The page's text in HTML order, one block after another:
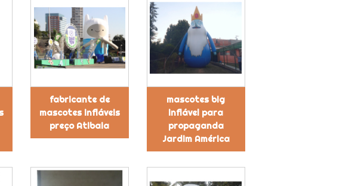
fabricante de
mascotes infláveis
preço Atibaia
mascotes big
inflável para
propaganda
Jardim América